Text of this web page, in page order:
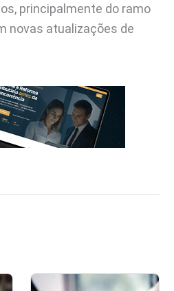
principalmente do ramo
novas atualizações de